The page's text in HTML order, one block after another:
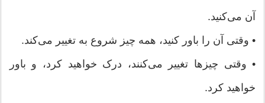
آن می‌کنید.
• وقتی آن را باور کنید، همه چیز شروع به تغییر می‌کند.
• وقتی چیزها تغییر می‌کنند، درک خواهید کرد، و باور
خواهید کرد.